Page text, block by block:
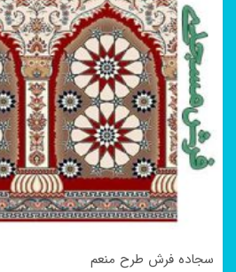
سجاده فرش طرح منعم